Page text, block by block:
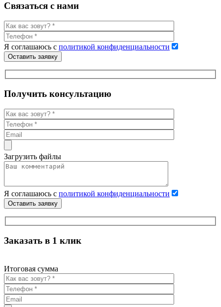
Связаться с нами
Я соглашаюсь с политикой конфиденциальности
Оставить заявку
Получить консультацию
Загрузить файлы
Я соглашаюсь с политикой конфиденциальности
Оставить заявку
Заказать в 1 клик
Итоговая сумма